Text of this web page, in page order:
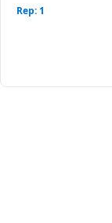
Rep: 1